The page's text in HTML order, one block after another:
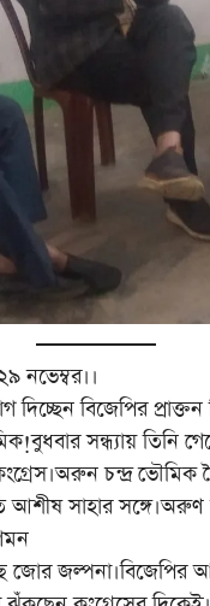
নভেম্বর।।
বিজেপির প্রাক্তন
সন্ধ্যায় তিনি
চন্দ্র
আশীষ সাহার সঙ্গে।অরুণ
জোর জল্পনা।বিজেপির